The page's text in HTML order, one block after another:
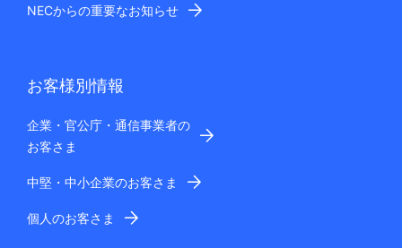
NECからの重要なお知らせ
お客様別情報
企業・官公庁・通信事業者の
お客さま
中堅・中小企業のお客さま
個人のお客さま